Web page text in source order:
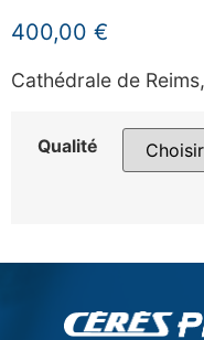
400,00 €
Cathédrale de
Qualité